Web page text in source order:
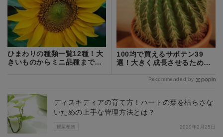
ひまわりの種類一覧12種！大
きいものからミニ品種まで！
100均で買えるサボテン39
選！大きく成長させるための
Recommended by
観葉植物
ディスキディアの育て方！ハートの葉を枯らさな
いための上手な管理方法とは？
2020年2月25日